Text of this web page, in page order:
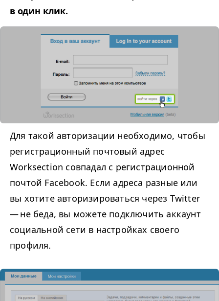
в один клик.
Для такой авторизации необходимо, чтобы
регистрационный почтовый адрес
Worksection совпадал с регистрационной
почтой Facebook. Если адреса разные или
вы хотите авторизироваться через Twitter
— не беда, вы можете подключить аккаунт
социальной сети в настройках своего
профиля.